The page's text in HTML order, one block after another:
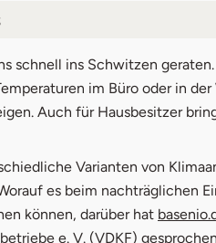
gibt es?
- Kosten
oder einbauen
in Ihrer Nähe
& Split
schnell ins Schwitzen
im Büro oder in der
Auch für Hausbesitzer
Varianten von
es beim nachträglichen
können, darüber hat
e. V.öffnet in neuem
(VDKF)